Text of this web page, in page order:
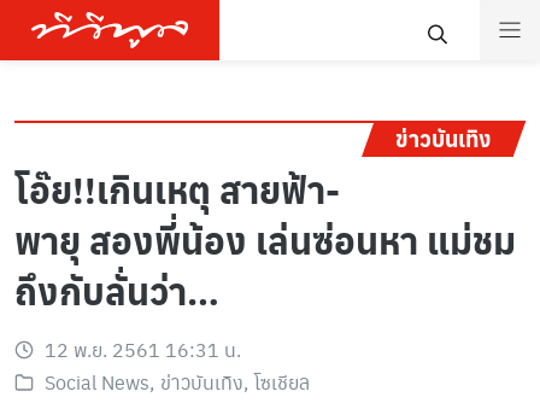
ข่าวบันเทิง
โอ๊ย!!เกินเหตุ สายฟ้า-
พายุ สองพี่น้อง เล่นซ่อนหา แม่ชม
ถึงกับลั่นว่า…
12 พ.ย. 2561 16:31 น.
Social News, ข่าวบันเทิง, โซเชียล